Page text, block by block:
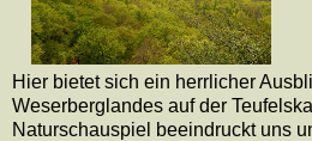
Hier bietet sich ein herrlicher
Weserberglandes auf der
Naturschauspiel beeindruckt uns